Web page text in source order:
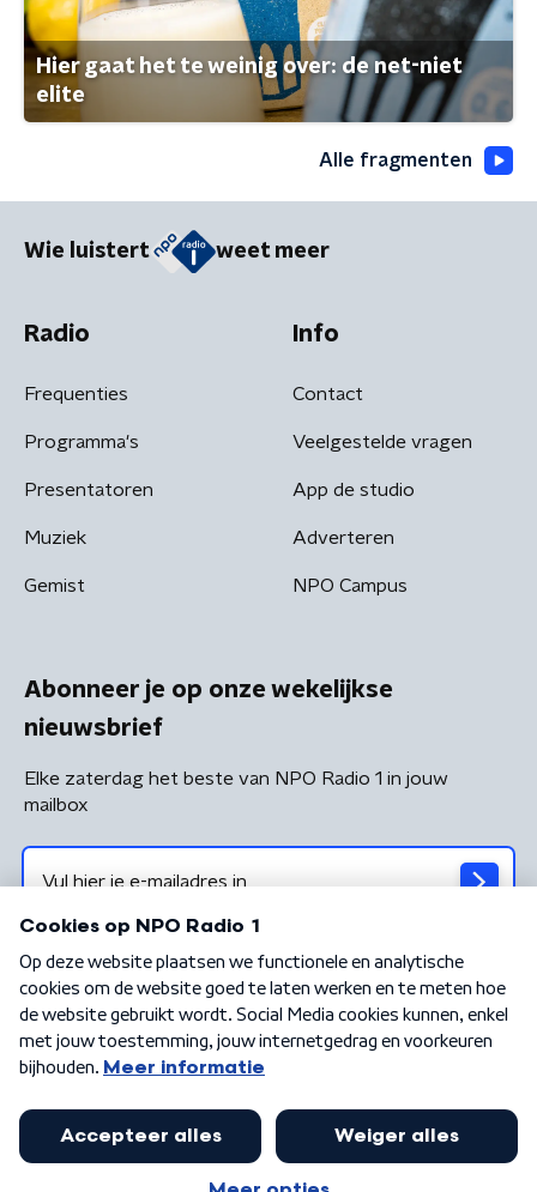
Hier gaat het te weinig over: de net-niet
elite
Alle fragmenten
Wie luistert weet meer
Radio
Frequenties
Programma's
Presentatoren
Muziek
Gemist
Info
Contact
Veelgestelde vragen
App de studio
Adverteren
NPO Campus
Abonneer je op onze wekelijkse
nieuwsbrief
Elke zaterdag het beste van NPO Radio 1 in jouw
mailbox
Algemene voorwaarden Privacybeleid